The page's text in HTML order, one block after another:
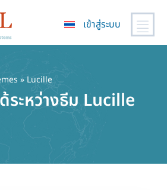
เข้าสู่ระบบ
» Lucille
ระหว่างธีม Lucille